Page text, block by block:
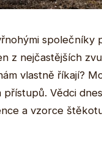
společníky
z nejčastějších
vlastně říkají?
Vědci
a vzorce